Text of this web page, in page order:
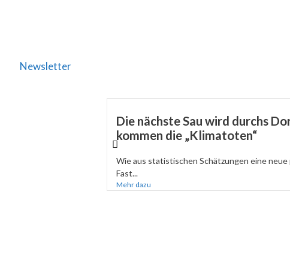
Newsletter
Die nächste Sau wird durchs
kommen die „Klimatoten“
Wie aus statistischen Schätzungen eine
Fast...
Mehr dazu